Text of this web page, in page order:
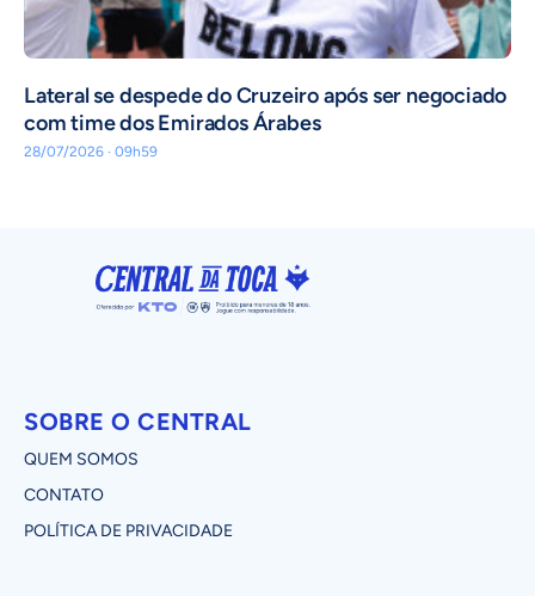
Lateral se despede do Cruzeiro após ser negociado
com time dos Emirados Árabes
28/07/2026 · 09h59
SOBRE O CENTRAL
QUEM SOMOS
CONTATO
POLÍTICA DE PRIVACIDADE